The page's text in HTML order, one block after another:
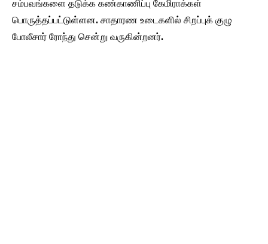
சம்பவங்களை தடுக்க கண்காணிப்பு கேமிராக்கள்
பொருத்தப்பட்டுள்ளன. சாதாரண உடைகளில் சிறப்புக் குழு
போலீசார் ரோந்து சென்று வருகின்றனர்.